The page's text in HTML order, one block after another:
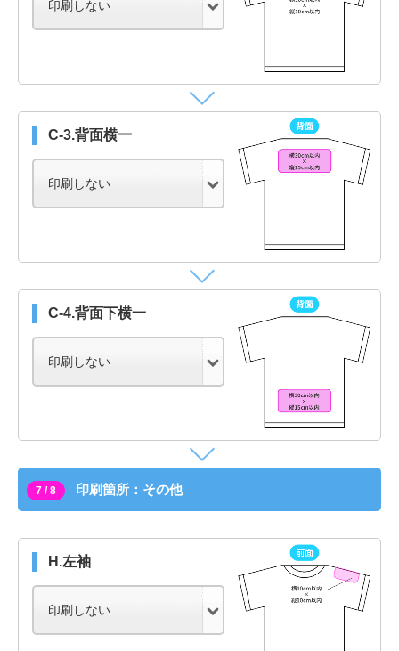
C-3.背面横一
C-4.背面下横一
7 / 8 印刷箇所：その他
H.左袖